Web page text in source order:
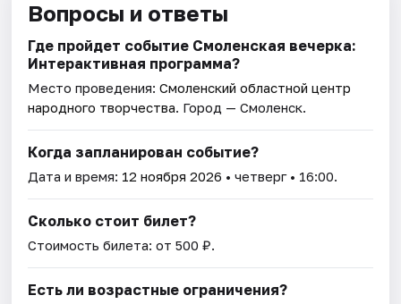
Вопросы и ответы
Где пройдет событие Смоленская вечерка:
Интерактивная программа?
Место проведения:Смоленский областной центр
народного творчества. Город — Смоленск.
Когда запланирован событие?
Дата и время: 12 ноября 2026 • четверг • 16:00.
Сколько стоит билет?
Стоимость билета: от 500 ₽.
Есть ли возрастные ограничения?